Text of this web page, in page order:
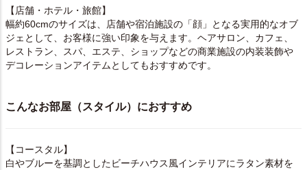
【店舗・ホテル・旅館】
幅約60cmのサイズは、店舗や宿泊施設の「顔」となる実用的なオブ
ジェとして、お客様に強い印象を与えます。ヘアサロン、カフェ、
レストラン、スパ、エステ、ショップなどの商業施設の内装装飾や
デコレーションアイテムとしてもおすすめです。
こんなお部屋（スタイル）におすすめ
【コースタル】
白やブルーを基調としたビーチハウス風インテリアにラタン素材を